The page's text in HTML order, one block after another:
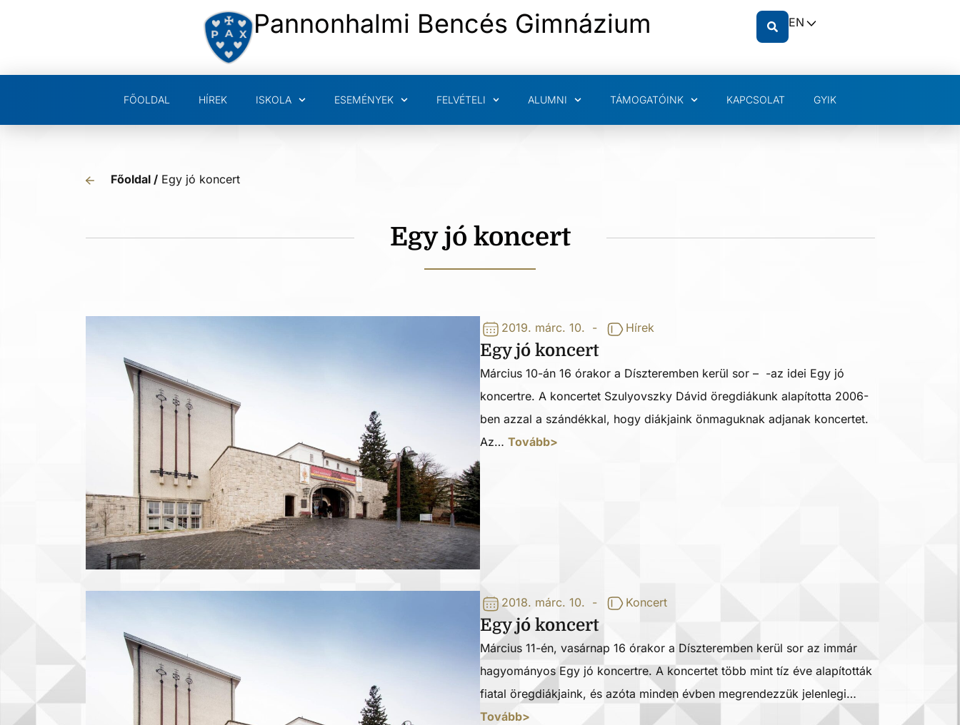
Pannonhalmi Bencés Gimnázium EN
FŐOLDAL HÍREK ISKOLA ESEMÉNYEK FELVÉTELI ALUMNI TÁMOGATÓINK KAPCSOLAT GYIK
Főoldal / Egy jó koncert
Egy jó koncert
2019. márc. 10. - Hírek
Egy jó koncert
Március 10-án 16 órakor a Díszteremben kerül sor – -az idei Egy jó
koncertre. A koncertet Szulyovszky Dávid öregdiákunk alapította 2006-
ben azzal a szándékkal, hogy diákjaink önmaguknak adjanak koncertet.
Az… Tovább>
2018. márc. 10. - Koncert
Egy jó koncert
Március 11-én, vasárnap 16 órakor a Díszteremben kerül sor az immár
hagyományos Egy jó koncertre. A koncertet több mint tíz éve alapították
fiatal öregdiákjaink, és azóta minden évben megrendezzük jelenlegi…
Tovább>